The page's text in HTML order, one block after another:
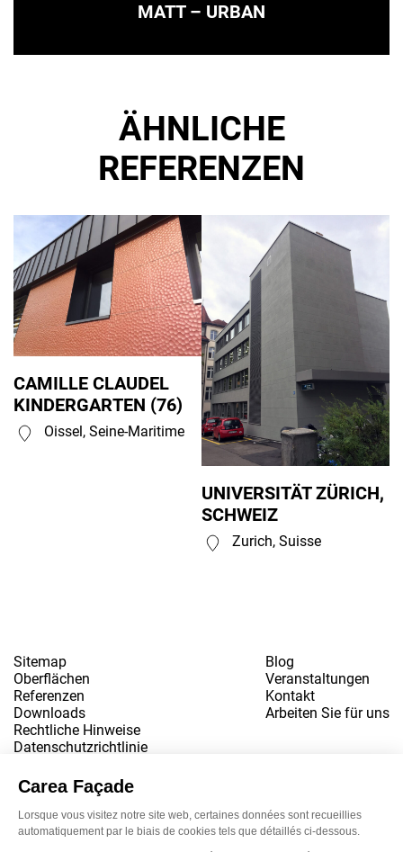
MATT – URBAN
ÄHNLICHE
REFERENZEN
CAMILLE CLAUDEL
KINDERGARTEN (76)
Oissel, Seine-Maritime
UNIVERSITÄT ZÜRICH,
SCHWEIZ
Zurich, Suisse
Sitemap
Oberflächen
Referenzen
Downloads
Blog
Veranstaltungen
Kontakt
Arbeiten Sie für uns
Rechtliche Hinweise
Datenschutzrichtlinie
Entworfen und gestaltet von der Agentur customR
Newsletter
LinkedIn
Instagram
YouTube